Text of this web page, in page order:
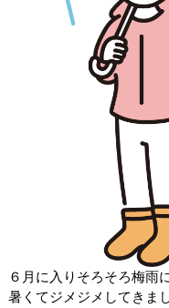
６月に入りそろそろ梅雨
暑くてジメジメしてきま